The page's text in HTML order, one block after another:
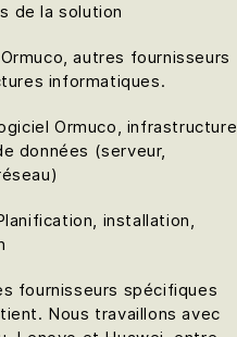
de la solution
Ormuco, autres fournisseurs
informatiques.
Ormuco, infrastructure
données (serveur,
installation,
fournisseurs spécifiques
Nous travaillons avec